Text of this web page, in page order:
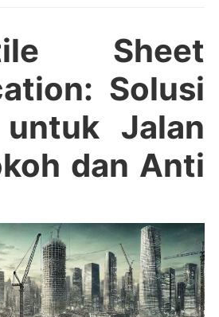
Sheet
Solusi
Jalan
dan Anti